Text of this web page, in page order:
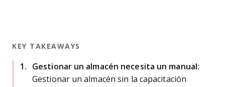
KEY TAKEAWAYS
Gestionar un almacén necesita un manual:
Gestionar un almacén sin la capacitación